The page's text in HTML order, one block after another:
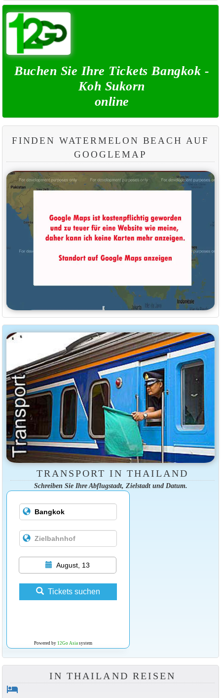
Buchen Sie Ihre Tickets Bangkok -
Koh Sukorn
online
FINDEN WATERMELON BEACH AUF
GOOGLEMAP
TRANSPORT IN THAILAND
Schreiben Sie Ihre Abflugstadt, Zielstadt und Datum.
August, 13
Tickets suchen
Powered by 12Go Asiasystem
IN THAILAND REISEN
hotel